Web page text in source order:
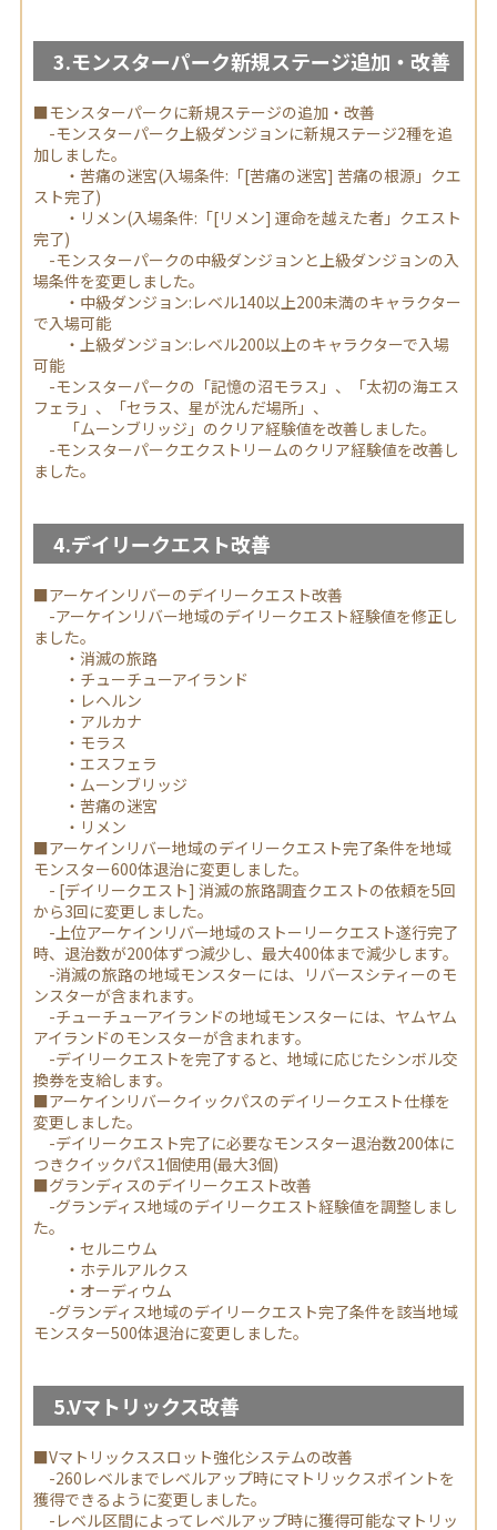
3.モンスターパーク新規ステージ追加・改善
■モンスターパークに新規ステージの追加・改善
-モンスターパーク上級ダンジョンに新規ステージ2種を追
加しました。
・苦痛の迷宮(入場条件:「[苦痛の迷宮] 苦痛の根源」クエ
スト完了)
・リメン(入場条件:「[リメン] 運命を越えた者」クエスト
完了)
-モンスターパークの中級ダンジョンと上級ダンジョンの入
場条件を変更しました。
・中級ダンジョン:レベル140以上200未満のキャラクター
で入場可能
・上級ダンジョン:レベル200以上のキャラクターで入場
可能
-モンスターパークの「記憶の沼モラス」、「太初の海エス
フェラ」、「セラス、星が沈んだ場所」、
「ムーンブリッジ」のクリア経験値を改善しました。
-モンスターパークエクストリームのクリア経験値を改善し
ました。
4.デイリークエスト改善
■アーケインリバーのデイリークエスト改善
-アーケインリバー地域のデイリークエスト経験値を修正し
ました。
・消滅の旅路
・チューチューアイランド
・レヘルン
・アルカナ
・モラス
・エスフェラ
・ムーンブリッジ
・苦痛の迷宮
・リメン
■アーケインリバー地域のデイリークエスト完了条件を地域
モンスター600体退治に変更しました。
- [デイリークエスト] 消滅の旅路調査クエストの依頼を5回
から3回に変更しました。
-上位アーケインリバー地域のストーリークエスト遂行完了
時、退治数が200体ずつ減少し、最大400体まで減少します。
-消滅の旅路の地域モンスターには、リバースシティーのモ
ンスターが含まれます。
-チューチューアイランドの地域モンスターには、ヤムヤム
アイランドのモンスターが含まれます。
-デイリークエストを完了すると、地域に応じたシンボル交
換券を支給します。
■アーケインリバークイックパスのデイリークエスト仕様を
変更しました。
-デイリークエスト完了に必要なモンスター退治数200体に
つきクイックパス1個使用(最大3個)
■グランディスのデイリークエスト改善
-グランディス地域のデイリークエスト経験値を調整しまし
た。
・セルニウム
・ホテルアルクス
・オーディウム
-グランディス地域のデイリークエスト完了条件を該当地域
モンスター500体退治に変更しました。
5.Vマトリックス改善
■Vマトリックススロット強化システムの改善
-260レベルまでレベルアップ時にマトリックスポイントを
獲得できるように変更しました。
-レベル区間によってレベルアップ時に獲得可能なマトリッ